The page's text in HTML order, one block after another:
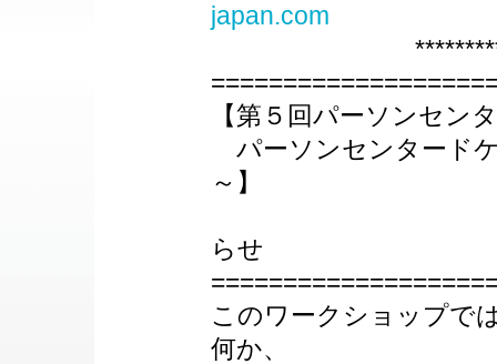
japan.com
【第５回パーソンセン
パーソンセンタード
～】
らせ
このワークショップで
何か、